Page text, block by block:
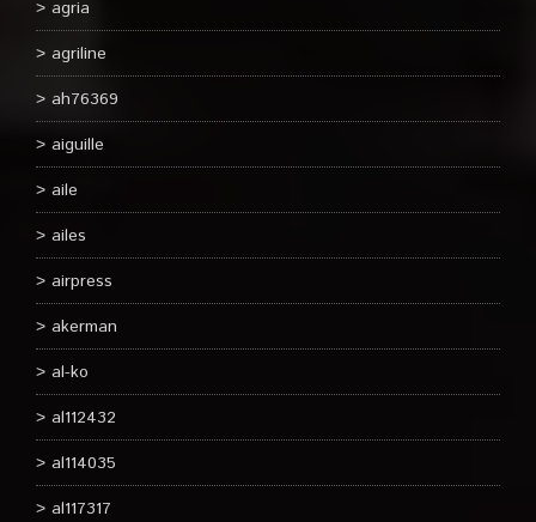
agria
agriline
ah76369
aiguille
aile
ailes
airpress
akerman
al-ko
al112432
al114035
al117317